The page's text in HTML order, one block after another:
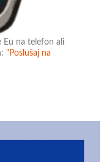
Eu na telefon ali
"Poslušaj na